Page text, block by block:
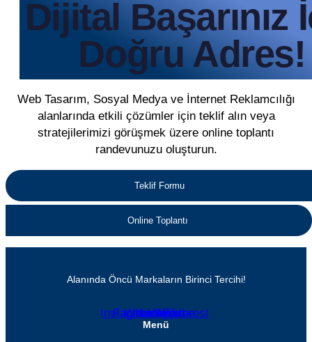
Dijital Başarınız
Doğru Adres!
Web Tasarım, Sosyal Medya ve İnternet Reklamcılığı
alanlarında etkili çözümler için teklif alın veya
stratejilerimizi görüşmek üzere online toplantı
randevunuzu oluşturun.
Teklif Formu
Online Toplantı
Alanında Öncü Markaların Birinci Tercihi!
Instagram
Facebook
Whatsapp
Linkedin
Youtube
Pinterest
Menü